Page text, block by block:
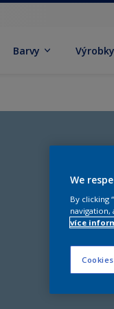
Barvy
We
By clicking
navigation,
více